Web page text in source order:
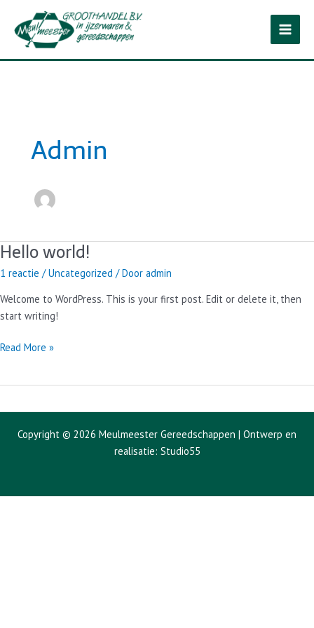
naar
inhoud
Admin
Hello world!
1 reactie /Uncategorized / Door admin
Welcome to WordPress. This is your first post. Edit or delete it, then
start writing!
Hello
Read More »
Copyright © 2026 Meulmeester Gereedschappen | Ontwerp en
realisatie: Studio55